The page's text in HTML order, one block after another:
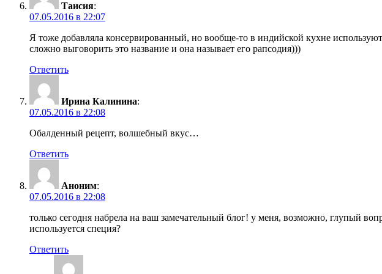
Таисия:
07.05.2016 в 22:07
Я тоже добавляла консервированный, но вообще-то в индийской кухне
сложно выговорить это название и она называет его рапсодия)))
Ответить
Ирина Калинина:
07.05.2016 в 22:08
Обалденный рецепт, волшебный вкус…
Ответить
Аноним:
07.05.2016 в 22:08
только сегодня набрела на ваш замечательный блог! у меня, возможно, глупый
используется специя?
Ответить